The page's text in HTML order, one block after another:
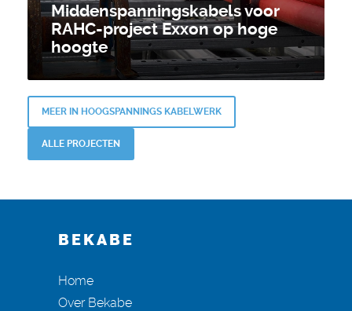
Middenspannings­kabels voor
RAHC-project Exxon op hoge
hoogte
MEER IN HOOGSPANNINGS KABELWERK
ALLE PROJECTEN
BEKABE
Home
Over Bekabe